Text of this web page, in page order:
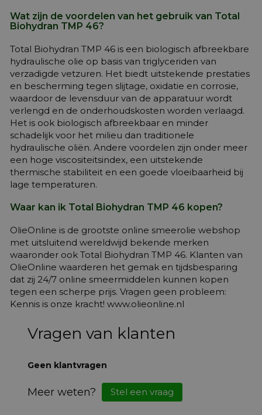
Wat zijn de voordelen van het gebruik van Total
Biohydran TMP 46?
Total Biohydran TMP 46 is een biologisch afbreekbare
hydraulische olie op basis van triglyceriden van
verzadigde vetzuren. Het biedt uitstekende prestaties
en bescherming tegen slijtage, oxidatie en corrosie,
waardoor de levensduur van de apparatuur wordt
verlengd en de onderhoudskosten worden verlaagd.
Het is ook biologisch afbreekbaar en minder
schadelijk voor het milieu dan traditionele
hydraulische oliën. Andere voordelen zijn onder meer
een hoge viscositeitsindex, een uitstekende
thermische stabiliteit en een goede vloeibaarheid bij
lage temperaturen.
Waar kan ik Total Biohydran TMP 46 kopen?
OlieOnline is de grootste online smeerolie webshop
met uitsluitend wereldwijd bekende merken
waaronder ook Total Biohydran TMP 46. Klanten van
OlieOnline waarderen het gemak en tijdsbesparing
dat zij 24/7 online smeermiddelen kunnen kopen
tegen een scherpe prijs. Vragen geen probleem:
Kennis is onze kracht! www.olieonline.nl
Vragen van klanten
Geen klantvragen
Meer weten? Stel een vraag